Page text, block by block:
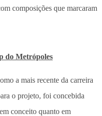
composições que marcaram
do Metrópoles
a mais recente da carreira
o projeto, foi concebida
conceito quanto em